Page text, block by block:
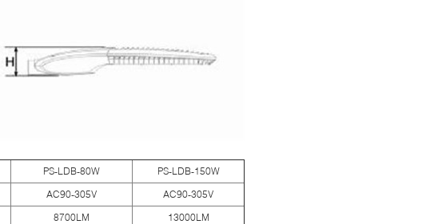
PS-LDB-80W
PS-LDB-150W
AC90-305V
AC90-305V
8700LM
13000LM